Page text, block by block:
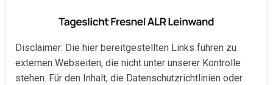
Disclaimer: Die hier bereitgestellten Links führen zu
externen Webseiten, die nicht unter unserer Kontrolle
stehen. Für den Inhalt, die Datenschutzrichtlinien oder